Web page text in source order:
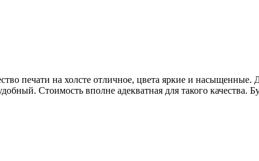
печати на холсте отличное, цвета яркие и насыщенные.
Стоимость вполне адекватная для такого качества.